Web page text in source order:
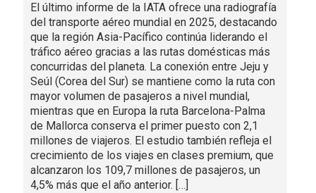
El último informe de la IATA ofrece una radiografía
del transporte aéreo mundial en 2025, destacando
que la región Asia-Pacífico continúa liderando el
tráfico aéreo gracias a las rutas domésticas más
concurridas del planeta. La conexión entre Jeju y
Seúl (Corea del Sur) se mantiene como la ruta con
mayor volumen de pasajeros a nivel mundial,
mientras que en Europa la ruta Barcelona-Palma
de Mallorca conserva el primer puesto con 2,1
millones de viajeros. El estudio también refleja el
crecimiento de los viajes en clases premium, que
alcanzaron los 109,7 millones de pasajeros, un
4,5% más que el año anterior. […]